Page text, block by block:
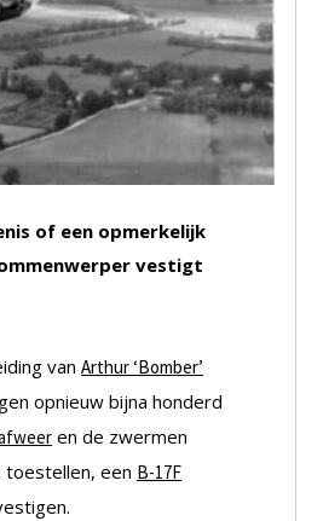
of een opmerkelijk
vestigt
van Arthur ‘Bomber’
opnieuw bijna honderd
en de zwermen
toestellen, een B-17F